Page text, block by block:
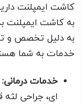
کاشت ایمپلنت
به کاشت ایمپلنت
به دلیل تخصص و
خدمات به شما
خدمات درمانی:
ای، جراحی لثه